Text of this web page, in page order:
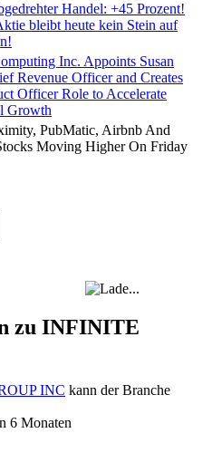
Handel: +45 Prozent!
bleibt heute kein Stein auf
Inc. Appoints Susan
Revenue Officer and Creates
Officer Role to Accelerate
Growth
PubMatic, Airbnb And
Moving Higher On Friday
zu INFINITE
INC kann der Branche
6 Monaten